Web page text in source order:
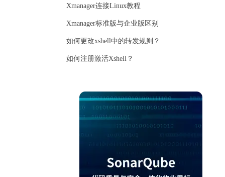
Xmanager连接Linux教程
Xmanager标准版与企业版区别
如何更改xshell中的转发规则？
如何注册激活Xshell？